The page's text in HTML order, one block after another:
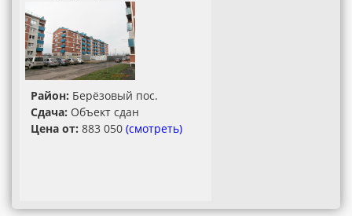
Район: Берёзовый пос.
Сдача: Объект сдан
Цена от: 883 050 (смотреть)